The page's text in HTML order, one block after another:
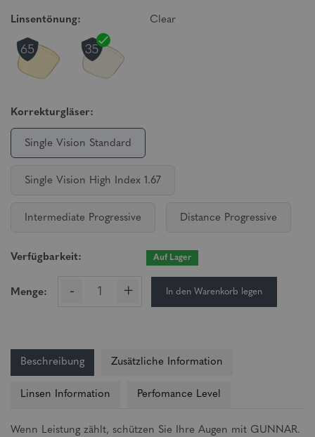
Linsentönung: Clear
Korrekturgläser:
Single Vision Standard
Single Vision High Index 1.67
Intermediate Progressive Distance Progressive
Verfügbarkeit: Auf Lager
Menge: - + In den Warenkorb legen
Beschreibung Zusätzliche Information
Linsen Information Perfomance Level
Wenn Leistung zählt, schützen Sie Ihre Augen mit GUNNAR.